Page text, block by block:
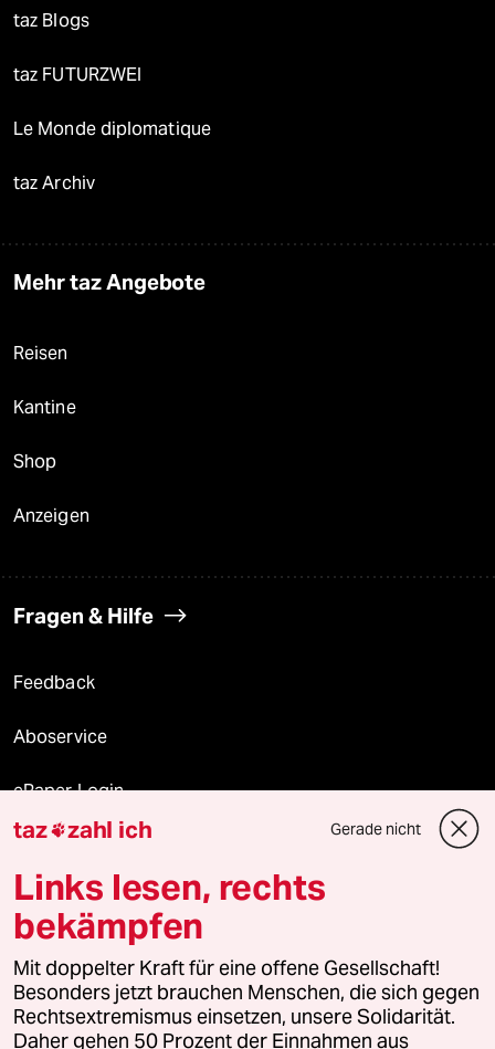
taz Blogs
taz FUTURZWEI
Le Monde diplomatique
taz Archiv
Mehr taz Angebote
Reisen
Kantine
Shop
Anzeigen
Fragen & Hilfe
Feedback
Aboservice
ePaper Login
Downloads für Abonnierende
© 2026 taz Verlags und Vertriebs GmbH
Alle Rechte vorbehalten. Bei rechtlichen Fragen oder für Genehmigungen
wenden Sie sich bitte an
lizenzen@taz.de
taz zahl ich Gerade nicht
Links lesen, rechts
bekämpfen
Mit doppelter Kraft für eine offene Gesellschaft!
Besonders jetzt brauchen Menschen, die sich gegen
Rechtsextremismus einsetzen, unsere Solidarität.
Daher gehen 50 Prozent der Einnahmen aus